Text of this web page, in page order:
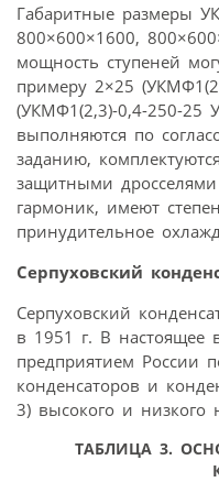
Габаритные размеры
800×600×1600,
мощность ступеней
примеру 2×25
(УКМФ1(2,3)-0,4-250-25
выполняются по
заданию,
защитными
гармоник, имеют
принудительное
Серпуховский
Серпуховский
в 1951 г. В настоящее
предприятием России
конденсаторов и
3) высокого и низкого
ТАБЛИЦА 3.